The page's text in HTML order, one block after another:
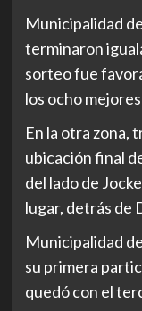
Municipalidad
terminaron
sorteo fue
los ocho
En la otra zona,
ubicación final
del lado de
lugar, detrás de
Municipalidad
su primera
quedó con el